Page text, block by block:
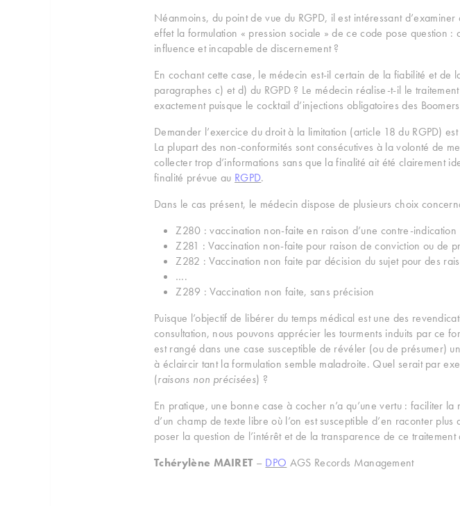
Néanmoins, du point de vue du RGPD, il est intéressant
effet la formulation « pression sociale » de ce code pose question
influence et incapable de discernement ?
En cochant cette case, le médecin est-il certain de la fiabilité et de
paragraphes c) et d) du RGPD ? Le médecin réalise-t-il le
exactement puisque le cocktail d’injections obligatoires des
Demander l’exercice du droit à la limitation (article 18 du RGPD)
La plupart des non-conformités sont consécutives à la volonté de
collecter trop d’informations sans que la finalité ait été clairement
finalité prévue au RGPD.
Dans le cas présent, le médecin dispose de plusieurs choix
Z280 : vaccination non-faite en raison d’une contre-indication
Z281 : Vaccination non-faite pour raison de conviction ou de
Z282 : Vaccination non faite par décision du sujet pour des
….
Z289 : Vaccination non faite, sans précision
Puisque l’objectif de libérer du temps médical est une des
consultation, nous pouvons apprécier les tourments induits par ce
est rangé dans une case susceptible de révéler (ou de présumer)
à éclaircir tant la formulation semble maladroite. Quel serait par
(raisons non précisées) ?
En pratique, une bonne case à cocher n’a qu’une vertu : faciliter
d’un champ de texte libre où l’on est susceptible d’en raconter
poser la question de l’intérêt et de la transparence de ce
Tchérylène MAIRET– DPO AGS Records Management